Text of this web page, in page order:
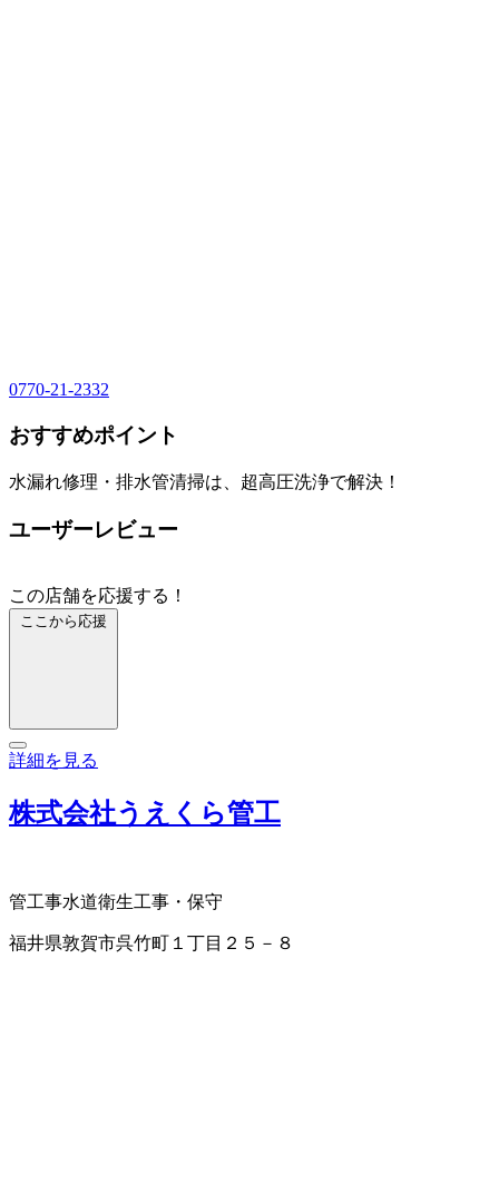
0770-21-2332
おすすめポイント
水漏れ修理・排水管清掃は、超高圧洗浄で解決！
ユーザーレビュー
この店舗を応援する！
ここから応援
詳細を見る
株式会社うえくら管工
管工事水道衛生工事・保守
福井県敦賀市呉竹町１丁目２５－８